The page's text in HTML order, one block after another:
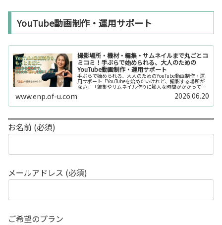
YouTube動画制作・運用サポート
撮影場所・機材・編集・サムネイルまで丸ごとコ
ミコミ！手ぶらで始められる、大人のための
YouTube動画制作・運用サポート
手ぶらで始められる、大人のためのYouTube動画制作・運
用サポート「YouTubeを始めたいけれど、撮影する場所が
ない」「編集やサムネイル作りに膨大な時間がかかって長
続きしない」「機材を揃えるだけで何万円もかかってしま
www.enp.of-u.com 2026.06.20
お名前 (必須)
メールアドレス (必須)
ご希望のプラン